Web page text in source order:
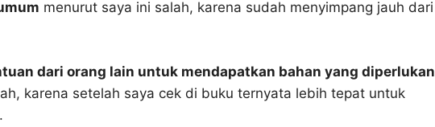
menurut saya ini salah, karena sudah menyimpang jauh dari
dari orang lain untuk mendapatkan bahan yang diperlukan
karena setelah saya cek di buku ternyata lebih tepat untuk